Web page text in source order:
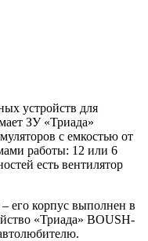
устройств для
ЗУ «Триада»
с емкостью от
работы: 12 или 6
есть вентилятор
его корпус выполнен в
«Триада» BOUSH-